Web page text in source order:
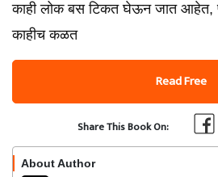
काही लोक बस टिकत घेऊन जात आहेत,
काहीच कळत
Read Free
Share This Book On:
About Author